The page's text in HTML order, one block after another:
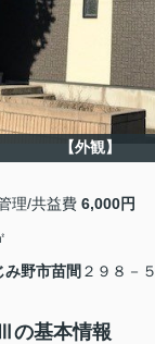
【外観】
理/共益費 6,000円
み野市苗間 ２９８－５
の基本情報